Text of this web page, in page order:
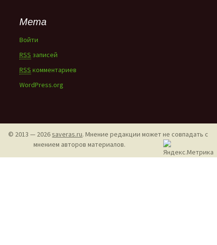
Мета
Войти
RSS записей
RSS комментариев
WordPress.org
© 2013 — 2026saveras.ru. Мнение редакции может не совпадать с
мнением авторов материалов.